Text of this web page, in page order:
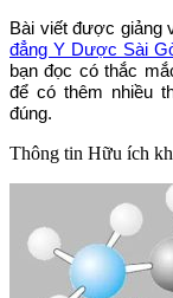
Bài viết được giảng
đẳng Y Dược Sài
bạn đọc có thắc
để có thêm nhiều
đúng.
Thông tin Hữu ích